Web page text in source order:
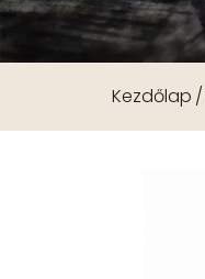
Kezdőlap